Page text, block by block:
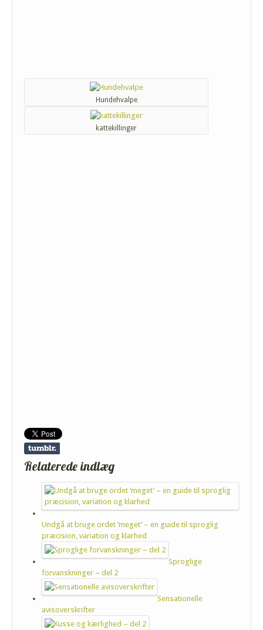
Hundehvalpe
kattekillinger
Relaterede indlæg
Undgå at bruge ordet ’meget’ – en guide til sproglig
præcision, variation og klarhed
Sproglige
forvanskninger – del 2
Sensationelle
avisoverskrifter